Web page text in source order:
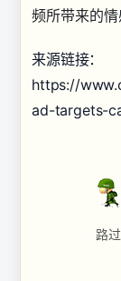
频所带来的
来源链接：
https://
ad-targets-
路过